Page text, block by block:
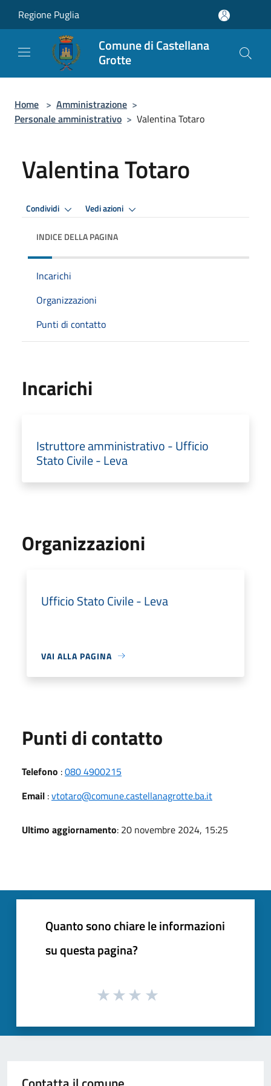
Regione Puglia
Comune di Castellana
Grotte
Home > Amministrazione >
Personale amministrativo > Valentina Totaro
Valentina Totaro
Condividi Vedi azioni
INDICE DELLA PAGINA
Incarichi
Organizzazioni
Punti di contatto
Incarichi
Istruttore amministrativo - Ufficio
Stato Civile - Leva
Organizzazioni
Ufficio Stato Civile - Leva
VAI ALLA PAGINA
Punti di contatto
Telefono :080 4900215
Email :vtotaro@comune.castellanagrotte.ba.it
Ultimo aggiornamento: 20 novembre 2024, 15:25
Quanto sono chiare le informazioni
su questa pagina?